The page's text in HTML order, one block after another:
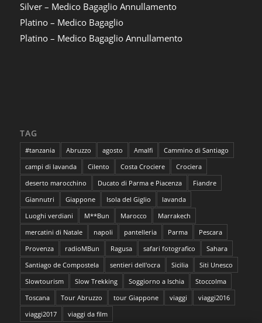
Silver – Medico Bagaglio Annullamento
Platino – Medico Bagaglio
Platino – Medico Bagaglio Annullamento
TAG
#tanzania Abruzzo agosto Amalfi
Cammino di Santiago
campi di lavanda
Cilento Costa Crociere
Crociera
deserto marocchino
Ducato di Parma e Piacenza
Fiandre
Giannutri
Giappone Isola del Giglio
lavanda
Luoghi verdiani
M**Bun Marocco
Marrakech
mercatini di Natale
napoli pantelleria Parma
Pescara
Provenza
radioMBun Ragusa safari fotografico
Sahara
Santiago de Compostela
sentieri dell'ocra Sicilia
Siti Unesco
Slowtourism
Slow Trekking Soggiorno a Ischia
Stoccolma
Toscana
Tour Abruzzo tour Giappone viaggi
viaggi2016
viaggi2017
viaggi da film